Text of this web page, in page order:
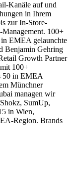
Kanäle auf und
in Ihrem
zur In-Store-
100+
EMEA gelaunchte
Benjamin Gehring
Growth Partner
100+
50 in EMEA
Münchner
managen wir
SumUp,
in Wien,
Region. Brands